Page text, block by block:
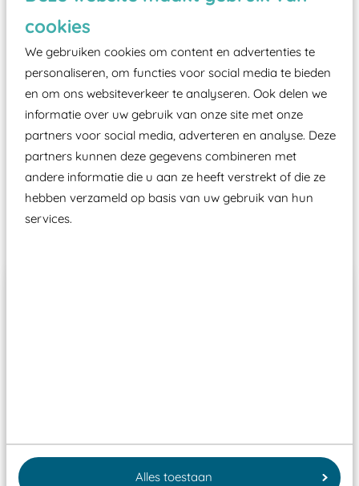
cookies
We gebruiken cookies om content en advertenties te
personaliseren, om functies voor social media te bieden
en om ons websiteverkeer te analyseren. Ook delen we
informatie over uw gebruik van onze site met onze
partners voor social media, adverteren en analyse. Deze
partners kunnen deze gegevens combineren met
andere informatie die u aan ze heeft verstrekt of die ze
hebben verzameld op basis van uw gebruik van hun
services.
Alles toestaan
Elk speeltoestel in de openbare ruimte voorzien
moet zijn van een typekeuring, -plaatje en
certificering, uitgegeven door een Nederlands
aangewezen keuringsinstantie?
Wij ook speeltoestellen kunnen laten keuren zodat
ze toch binnen het Warenwetbesluit Attractie- en
Speeltoestellen vallen?
Past er goed bij